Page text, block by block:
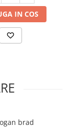
IN COS
brad